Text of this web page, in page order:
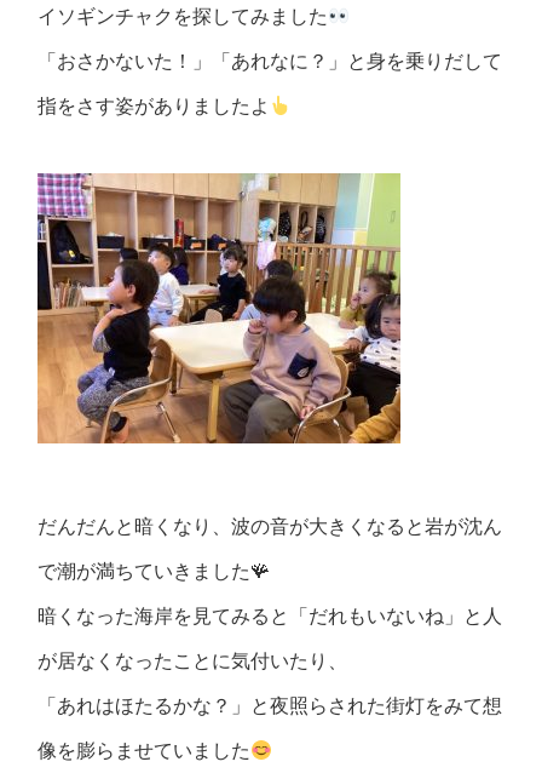
イソギンチャクを探してみました
「おさかないた！」「あれなに？」と身を乗りだして
指をさす姿がありましたよ
だんだんと暗くなり、波の音が大きくなると岩が沈ん
で潮が満ちていきました🪸
暗くなった海岸を見てみると「だれもいないね」と人
が居なくなったことに気付いたり、
「あれはほたるかな？」と夜照らされた街灯をみて想
像を膨らませていました